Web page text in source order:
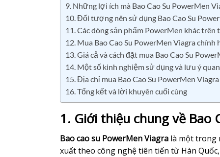
9. Những lợi ích mà Bao Cao Su PowerMen
10. Đối tượng nên sử dụng Bao Cao Su
11. Các dòng sản phẩm PowerMen khác
12. Mua Bao Cao Su PowerMen Viagra chính
13. Giá cả và cách đặt mua Bao Cao Su
14. Một số kinh nghiệm sử dụng và lưu ý
15. Địa chỉ mua Bao Cao Su PowerMen
16. Tổng kết và lời khuyên cuối cùng
1. Giới thiệu chung về Bao
Bao cao su PowerMen Viagra là một trong
xuất theo công nghệ tiên tiến từ Hàn